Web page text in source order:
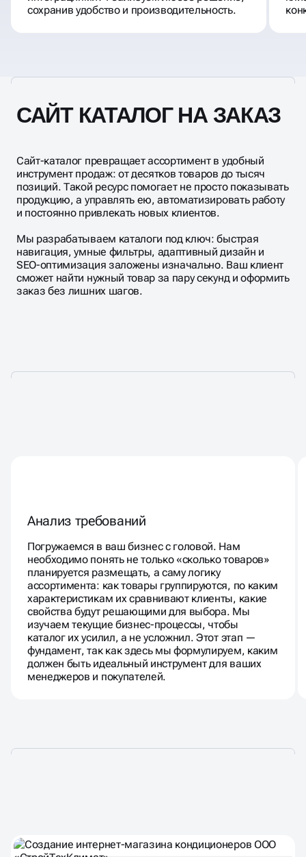
сохранив удобство и производительность.
САЙТ КАТАЛОГ НА ЗАКАЗ
Сайт-каталог превращает ассортимент в удобный
инструмент продаж: от десятков товаров до тысяч
позиций. Такой ресурс помогает не просто показывать
продукцию, а управлять ею, автоматизировать работу
и постоянно привлекать новых клиентов.
Мы разрабатываем каталоги под ключ: быстрая
навигация, умные фильтры, адаптивный дизайн и
SEO-оптимизация заложены изначально. Ваш клиент
сможет найти нужный товар за пару секунд и оформить
заказ без лишних шагов.
Анализ требований
Погружаемся в ваш бизнес с головой. Нам
необходимо понять не только «сколько товаров»
планируется размещать, а саму логику
ассортимента: как товары группируются, по каким
характеристикам их сравнивают клиенты, какие
свойства будут решающими для выбора. Мы
изучаем текущие бизнес-процессы, чтобы
каталог их усилил, а не усложнил. Этот этап —
фундамент, так как здесь мы формулируем, каким
должен быть идеальный инструмент для ваших
менеджеров и покупателей.